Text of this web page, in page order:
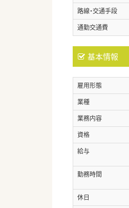
路線・交通手段
通勤交通費
基本情報
雇用形態
業種
業務内容
資格
給与
勤務時間
休日